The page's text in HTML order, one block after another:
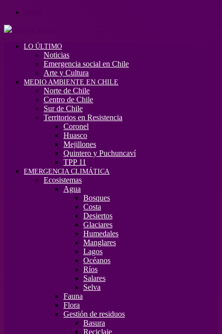
LO ÚLTIMO
Noticias
Emergencia social en Chile
Arte y Cultura
MEDIO AMBIENTE EN CHILE
Norte de Chile
Centro de Chile
Sur de Chile
Territorios en Resistencia
Coronel
Huasco
Mejillones
Quintero y Puchuncaví
TPP 11
EMERGENCIA CLIMÁTICA
Ecosistemas
Agua
Bosques
Costa
Desiertos
Glaciares
Humedales
Manglares
Lagos
Océanos
Ríos
Salares
Selva
Fauna
Flora
Gestión de residuos
Basura
Reciclaje